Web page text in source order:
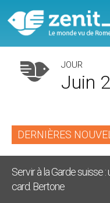
JOUR
Juin
DERNIÈRES
Servir à la Garde suisse
card. Bertone